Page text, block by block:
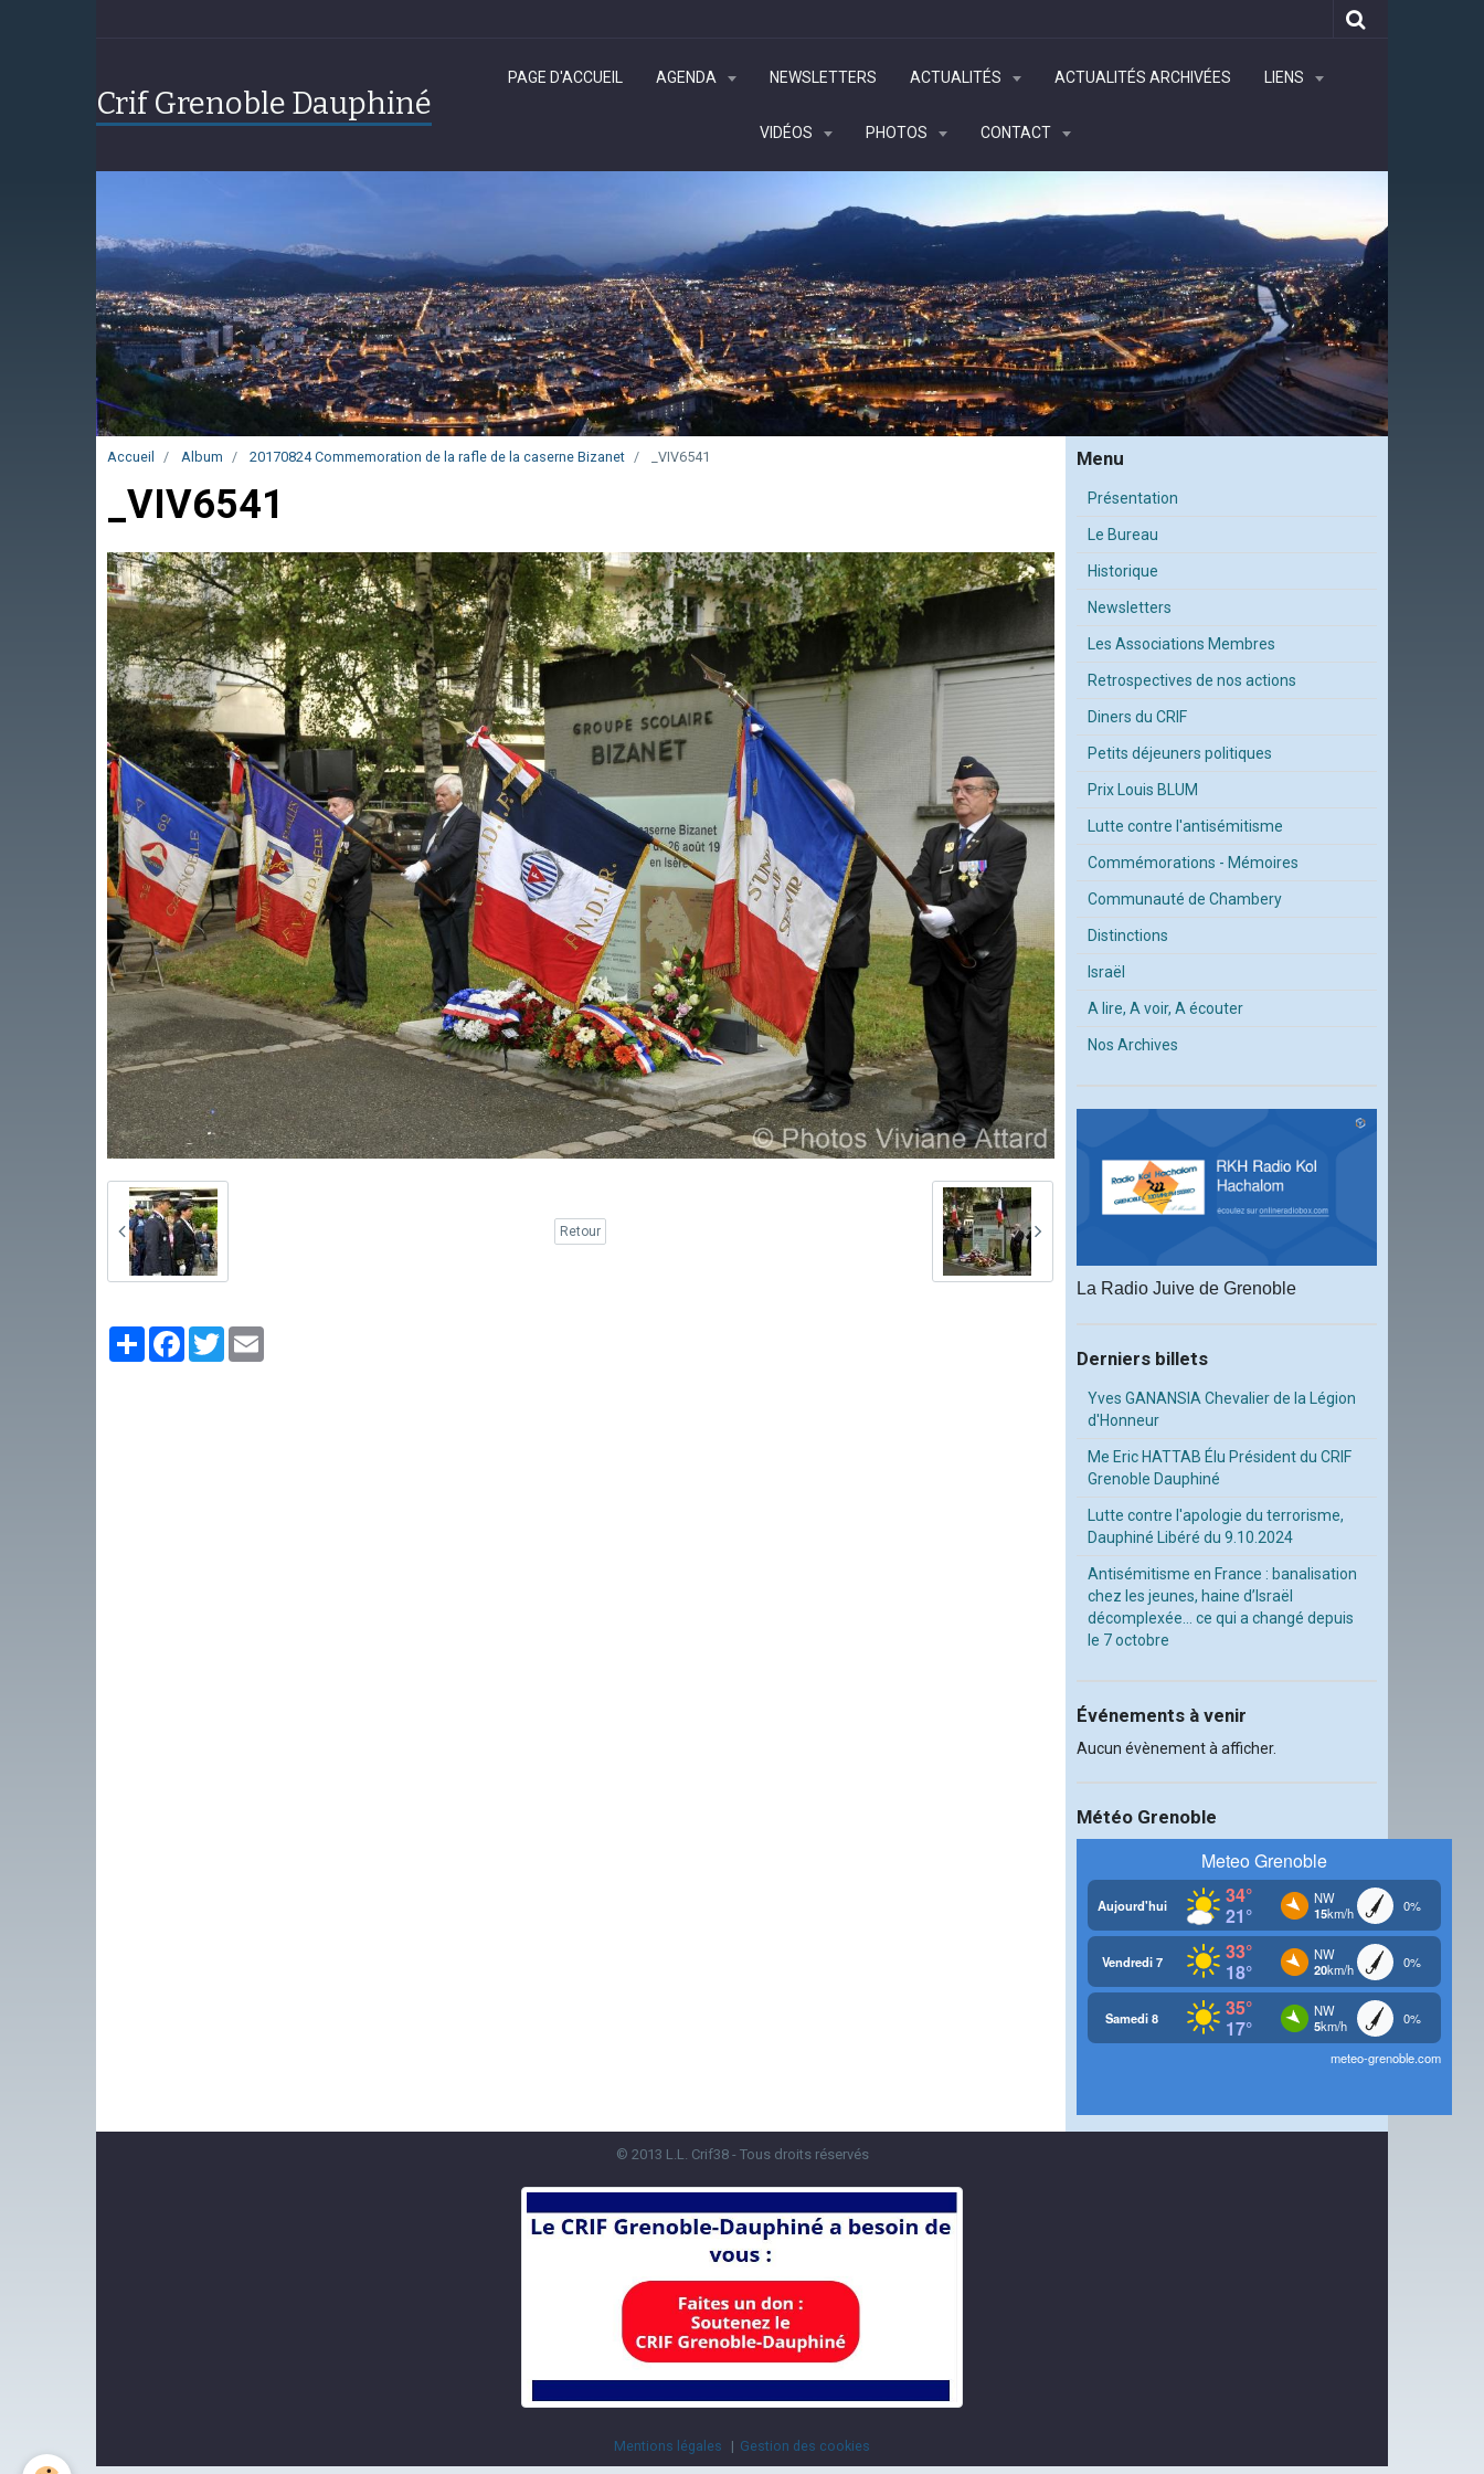
Crif Grenoble Dauphiné
PAGE D'ACCUEIL AGENDA NEWSLETTERS ACTUALITÉS ACTUALITÉS ARCHIVÉES LIENS
VIDÉOS PHOTOS CONTACT
Accueil Album 20170824 Commemoration de la rafle de la caserne Bizanet _VIV6541
_VIV6541
Retour
PartagerFacebook
Twitter
Menu
Présentation
Le Bureau
Historique
Newsletters
Les Associations Membres
Retrospectives de nos actions
Diners du CRIF
Petits déjeuners politiques
Prix Louis BLUM
Lutte contre l'antisémitisme
Commémorations - Mémoires
Communauté de Chambery
Distinctions
Israël
A lire, A voir, A écouter
Nos Archives
La Radio Juive de Grenoble
Derniers billets
Yves GANANSIA Chevalier de la Légion
d'Honneur
Me Eric HATTAB Élu Président du CRIF
Grenoble Dauphiné
Lutte contre l'apologie du terrorisme,
Dauphiné Libéré du 9.10.2024
Antisémitisme en France : banalisation
chez les jeunes, haine d’Israël
décomplexée… ce qui a changé depuis
le 7 octobre
Événements à venir
Aucun évènement à afficher.
Météo Grenoble
© 2013 L.L. Crif38 - Tous droits réservés
Mentions légales Gestion des cookies